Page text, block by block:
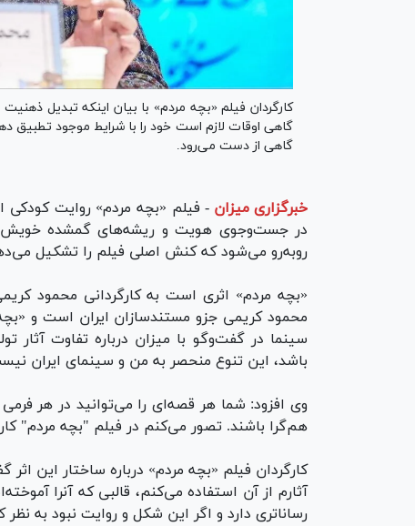
کارگردان فیلم «بچه مردم» با بیان اینکه تبدیل
گاهی اوقات لازم است خود را با شرایط موجود تطبیق
گاهی از دست می‌رود.
خبرگزاری میزان - فیلم «بچه مردم» روایت
در جست‌وجوی هویت و ریشه‌های گمشده خویش
روبه‌رو می‌شود که کنش اصلی فیلم را تشکیل
«بچه مردم» اثری است به کارگردانی محمود
محمود کریمی جزو مستندسازان ایران است و
سینما در گفت‌و‌گو با میزان درباره تفاوت آثار
باشد، این تنوع منحصر به من و سینمای ایران
وی افزود: شما هر قصه‌ای را می‌توانید در هر
هم‌گرا باشند. تصور می‌کنم در فیلم "بچه مردم" کار
کارگردان فیلم «بچه مردم» درباره ساختار این
آثارم از آن استفاده می‌کنم، قالبی که آنرا
رساناتری دارد و اگر این شکل و روایت نبود به